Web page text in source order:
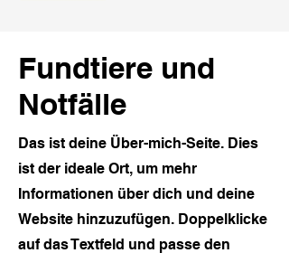
Fundtiere und
Notfälle
Das ist deine Über-mich-Seite. Dies
ist der ideale Ort, um mehr
Informationen über dich und deine
Website hinzuzufügen. Doppelklicke
auf das Textfeld und passe den